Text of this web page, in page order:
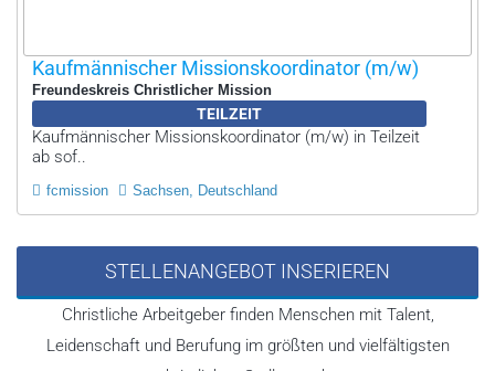
Kaufmännischer Missionskoordinator (m/w)
Freundeskreis Christlicher Mission
TEILZEIT
Kaufmännischer Missionskoordinator (m/w) in Teilzeit
ab sof..
fcmission Sachsen, Deutschland
STELLENANGEBOT INSERIEREN
Christliche Arbeitgeber finden Menschen mit Talent,
Leidenschaft und Berufung im größten und vielfältigsten